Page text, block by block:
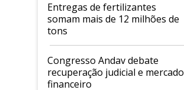
Entregas de fertilizantes
somam mais de 12 milhões de
tons
Congresso Andav debate
recuperação judicial e mercado
financeiro